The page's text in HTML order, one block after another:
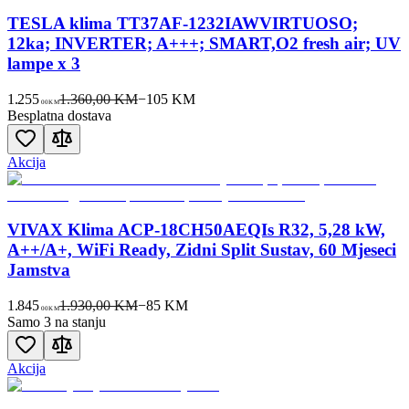
TESLA klima TT37AF-1232IAWVIRTUOSO;
12ka; INVERTER; A+++; SMART,O2 fresh air; UV
lampe x 3
1.255 00KM1.360,00 KM−105KM
Besplatna dostava
Akcija
VIVAX Klima ACP-18CH50AEQIs R32, 5,28 kW,
A++/A+, WiFi Ready, Zidni Split Sustav, 60 Mjeseci
Jamstva
1.845 00KM1.930,00 KM−85KM
Samo 3 na stanju
Akcija